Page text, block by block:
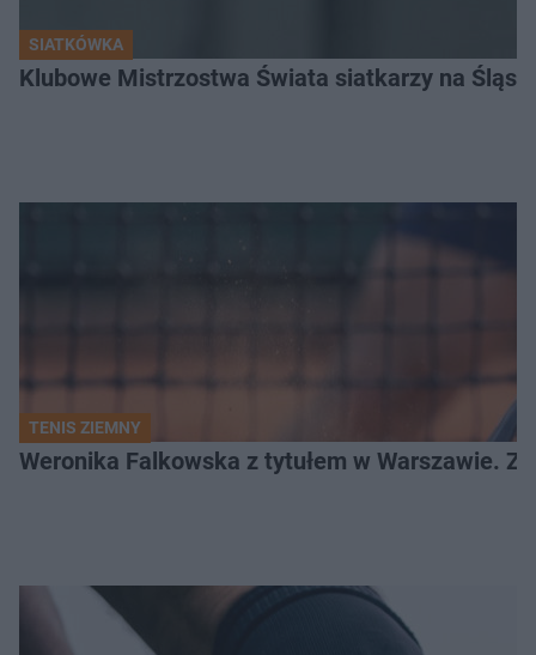
SIATKÓWKA
Klubowe Mistrzostwa Świata siatkarzy na
TENIS ZIEMNY
Weronika Falkowska z tytułem w Warszawie.